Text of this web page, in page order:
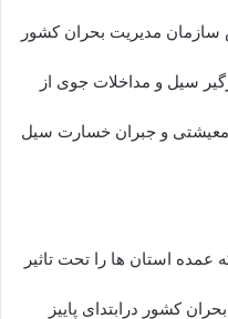
سازمان مدیریت بحران کشور
سیل و مداخلات جوی از
معیشتی و جبران خسارت سیل
عمده استان ها را تحت تاثیر
کشور درابتدای پاییز